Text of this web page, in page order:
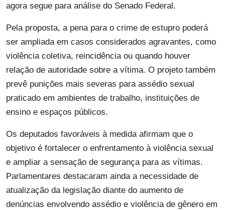
agora segue para análise do Senado Federal.
Pela proposta, a pena para o crime de estupro poderá
ser ampliada em casos considerados agravantes, como
violência coletiva, reincidência ou quando houver
relação de autoridade sobre a vítima. O projeto também
prevê punições mais severas para assédio sexual
praticado em ambientes de trabalho, instituições de
ensino e espaços públicos.
Os deputados favoráveis à medida afirmam que o
objetivo é fortalecer o enfrentamento à violência sexual
e ampliar a sensação de segurança para as vítimas.
Parlamentares destacaram ainda a necessidade de
atualização da legislação diante do aumento de
denúncias envolvendo assédio e violência de gênero em